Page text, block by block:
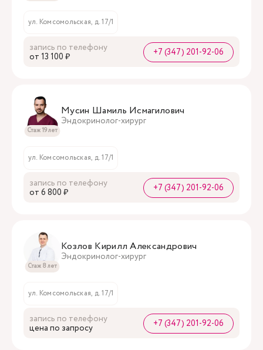
ул. Комсомольская, д. 17/1
запись по телефону
oт 13 100 ₽
+7 (347) 201-92-06
Стаж 19 лет
Мусин Шамиль Исмагилович
Эндокринолог-хирург
ул. Комсомольская, д. 17/1
запись по телефону
oт 6 800 ₽
+7 (347) 201-92-06
Стаж 8 лет
Козлов Кирилл Александрович
Эндокринолог-хирург
ул. Комсомольская, д. 17/1
запись по телефону
цена по запросу
+7 (347) 201-92-06